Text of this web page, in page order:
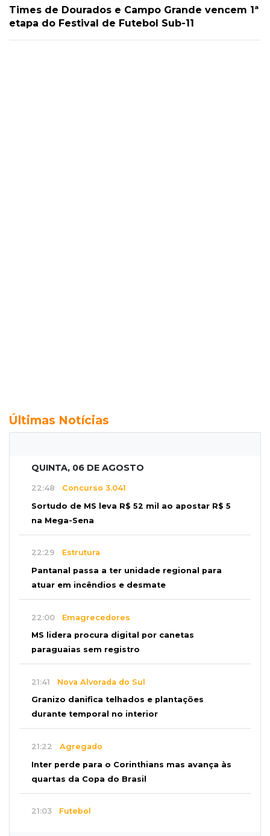
Times de Dourados e Campo Grande vencem 1ª
etapa do Festival de Futebol Sub-11
Últimas Notícias
QUINTA, 06 DE AGOSTO
22:48 Concurso 3.041
Sortudo de MS leva R$ 52 mil ao apostar R$ 5
na Mega-Sena
22:29 Estrutura
Pantanal passa a ter unidade regional para
atuar em incêndios e desmate
22:00 Emagrecedores
MS lidera procura digital por canetas
paraguaias sem registro
21:41 Nova Alvorada do Sul
Granizo danifica telhados e plantações
durante temporal no interior
21:22 Agregado
Inter perde para o Corinthians mas avança às
quartas da Copa do Brasil
21:03 Futebol